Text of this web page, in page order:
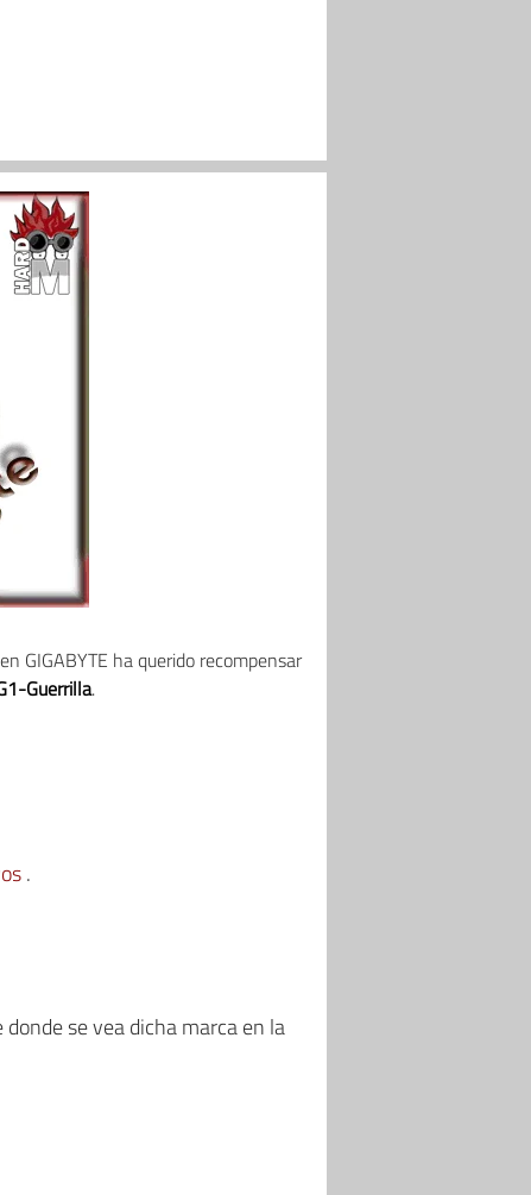
GIGABYTE ha querido recompensar
Guerrilla.
.
se vea dicha marca en la